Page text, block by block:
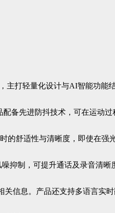
主打轻量化设计与AI智能功能结
备先进防抖技术，可在运动
舒适性与清晰度，即使在强
抑制，可提升通话及录音清
信息。产品还支持多语言实